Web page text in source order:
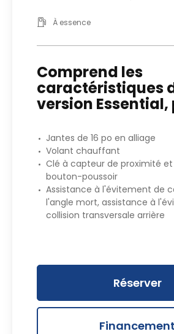
À essence
Comprend les
caractéristiques
version Essential,
Jantes de 16 po en alliage
Volant chauffant
Clé à capteur de proximité
bouton-poussoir
Assistance à l'évitement de
l'angle mort, assistance à
collision transversale arrière
Réserver
Financement